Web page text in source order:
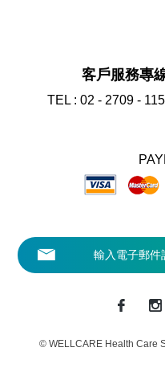
TEL : 02 - 2709 -